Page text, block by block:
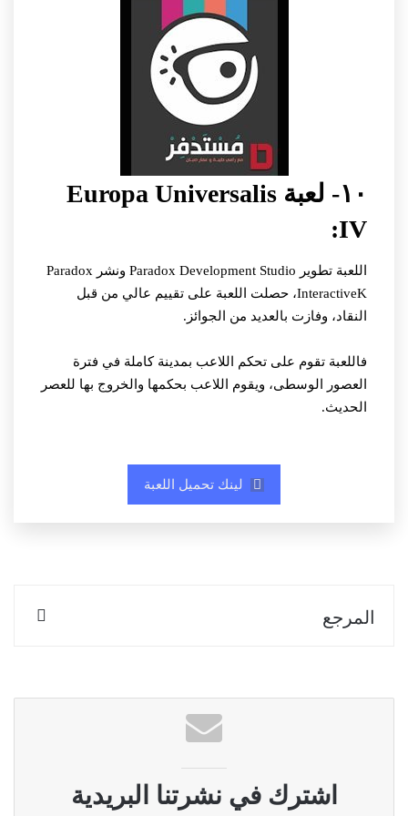
١٠- لعبة Europa Universalis
IV:
اللعبة تطوير Paradox Development Studio ونشر Paradox
InteractiveK، حصلت اللعبة على تقييم عالي من قبل
النقاد، وفازت بالعديد من الجوائز.
فاللعبة تقوم على تحكم اللاعب بمدينة كاملة في فترة
العصور الوسطى، ويقوم اللاعب بحكمها والخروج بها للعصر
الحديث.
لينك تحميل اللعبة
المرجع
اشترك في نشرتنا البريدية